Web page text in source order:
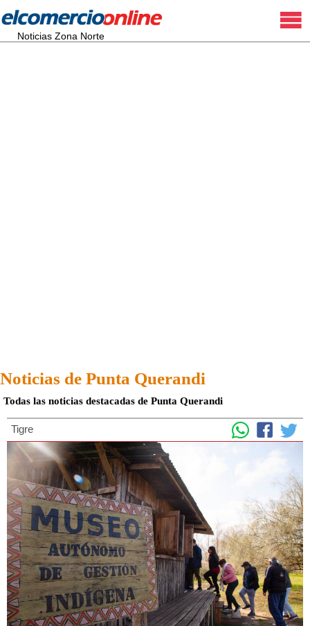
Noticias Zona Norte
Noticias de Punta Querandi
Todas las noticias destacadas de Punta Querandi
Tigre